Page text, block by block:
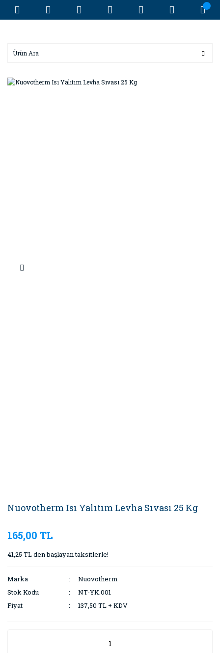
Nuovotherm Isı Yalıtım Levha Sıvası 25 Kg
165,00 TL
41,25 TL den başlayan taksitlerle!
Marka
Nuovotherm
Stok Kodu
NT-YK.001
Fiyat
137,50 TL + KDV